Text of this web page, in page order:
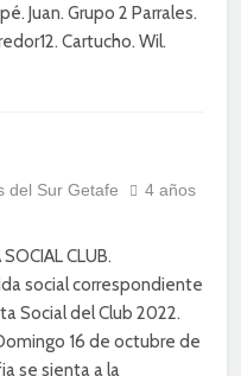
Juan. Grupo 2 Parrales.
Cartucho. Wil.
del Sur Getafe
4 años
CLUB.
social correspondiente
Social del Club 2022.
16 de octubre de
se sienta a la